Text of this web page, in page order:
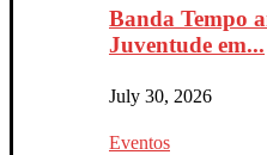
Banda Tempo
Juventude em...
July 30, 2026
Eventos